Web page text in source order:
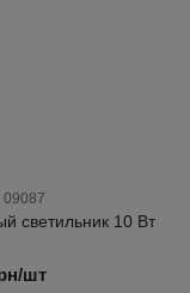
09087
светильник 10 Вт
шт